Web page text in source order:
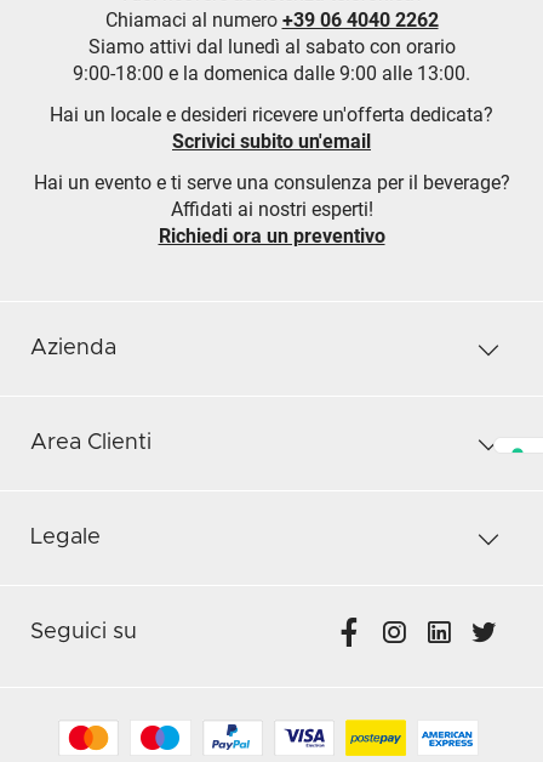
Chiamaci al numero +39 06 4040 2262
Siamo attivi dal lunedì al sabato con orario
9:00-18:00 e la domenica dalle 9:00 alle 13:00.
Hai un locale e desideri ricevere un'offerta dedicata?
Scrivici subito un'email
Hai un evento e ti serve una consulenza per il beverage?
Affidati ai nostri esperti!
Richiedi ora un preventivo
Azienda
Area Clienti
Legale
Seguici su